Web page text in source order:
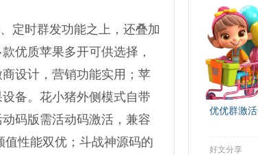
定时群发功能之上，还叠加
优质苹果多开可供选择，
设计，营销功能实用；苹
备。花小猪外侧模式自带
码版需活动码激活，兼容
性能双优；斗战神源码的
优优群激
好文分享